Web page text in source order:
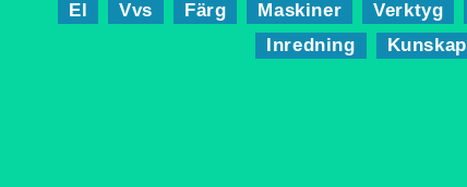
El Vvs Färg Maskiner Verktyg
Inredning
Kunskap